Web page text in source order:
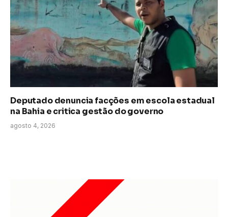
Deputado denuncia facções em escola estadual
na Bahia e critica gestão do governo
agosto 4, 2026